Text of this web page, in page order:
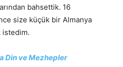
bahsettik. 16
size küçük bir Almanya
istedim.
Din ve Mezhepler